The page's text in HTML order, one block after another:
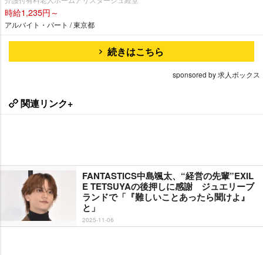
時給1,235円～
アルバイト・パート / 東京都
続きはこちら
sponsored by 求人ボックス
関連リンク+
FANTASTICS中島颯太、“経営の先輩”EXIL
E TETSUYAの後押しに感謝 ジュエリーブ
ランドで「『難しいことあったら聞けよ』
と」
2025-11-06